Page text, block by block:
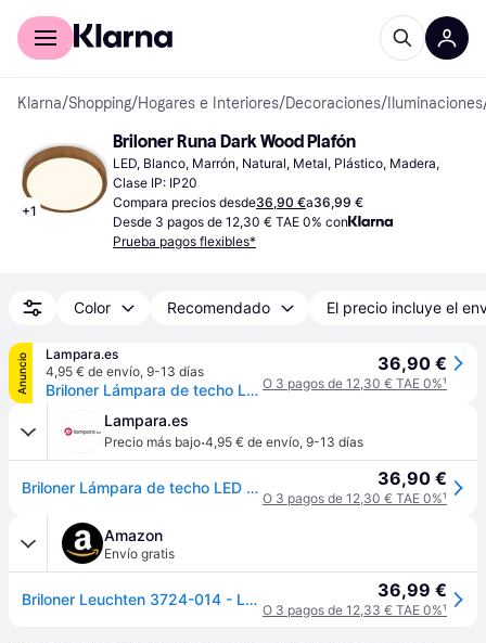
Comprar con Klarna
Klarna/Shopping/Hogares e Interiores/Decoraciones/ Iluminaciones
+1
Briloner Runa Dark Wood Plafón
LED, Blanco, Marrón, Natural, Metal, Plástico, Madera,
Clase IP: IP20
Compara precios desde36,90 €a36,99 €
Desde 3 pagos de 12,30 € TAE 0% con
Prueba pagos flexibles*
Color Recomendado El precio incluye el
Anuncio
Lampara.es
4,95 € de envío, 9-13 días
Briloner Lámpara de techo LED Runa Wood, Madera oscura, Salón / Comedor, Metal, Lámpara de techo LED
36,90 €
O 3 pagos de 12,30 € TAE 0%¹
Lampara.es
Precio más bajo·4,95 € de envío, 9-13 días
Briloner Lámpara de techo LED Runa Wood, Madera oscura, Salón / Comedor, Metal, Lámpara de techo LED 36,90 €
O 3 pagos de 12,30 € TAE 0%¹
Amazon
Envío gratis
Briloner Leuchten 3724-014 - Lámpara de techo LED (madera, 280x40 mm, luz blanca cálida) 36,99 €
O 3 pagos de 12,33 € TAE 0%¹